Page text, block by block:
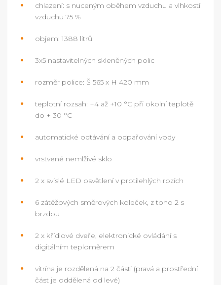
chlazení: s nuceným oběhem vzduchu a vlhkostí
vzduchu 75 %
objem: 1388 litrů
3x5 nastavitelných skleněných polic
rozměr police: Š 565 x H 420 mm
teplotní rozsah: +4 až +10 °C při okolní teplotě
do + 30 °C
automatické odtávání a odpařování vody
vrstvené nemlživé sklo
2 x svislé LED osvětlení v protilehlých rozích
6 zátěžových směrových koleček, z toho 2 s
brzdou
2 x křídlové dveře, elektronické ovládání s
digitálním teploměrem
vitrína je rozdělená na 2 části (pravá a prostřední
část je oddělená od levé)